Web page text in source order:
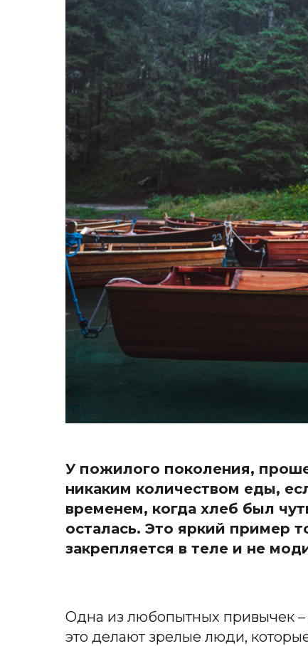
У пожилого поколения,
никаким количеством еды,
временем, когда хлеб был
осталась. Это яркий пример
закрепляется в теле и не
Одна из любопытных привычек –
это делают зрелые люди,